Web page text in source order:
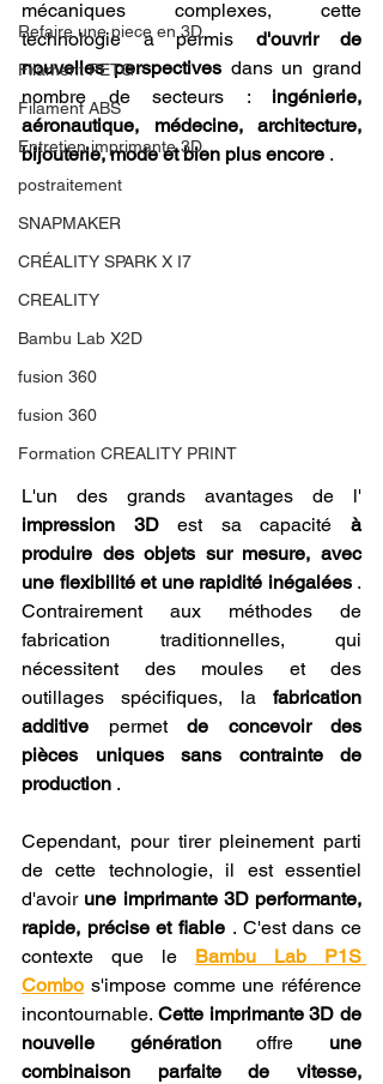
Refaire une piece en 3D
Filament PETG
Filament ABS
Entretien imprimante 3D
postraitement
SNAPMAKER
CRÉALITY SPARK X I7
CREALITY
Bambu Lab X2D
fusion 360
fusion 360
Formation CREALITY PRINT
mécaniques complexes, cette
technologie a permis d'ouvrir de
nouvelles perspectives dans un grand
nombre de secteurs : ingénierie,
aéronautique, médecine, architecture,
bijouterie, mode et bien plus encore .
impression 3D est sa capacité à
produire des objets sur mesure, avec
une flexibilité et une rapidité inégalées .
Contrairement aux méthodes de
fabrication traditionnelles, qui
nécessitent des moules et des
outillages spécifiques, la fabrication
additive permet de concevoir des
pièces uniques sans contrainte de
production .
Cependant, pour tirer pleinement parti
de cette technologie, il est essentiel
d'avoir une imprimante 3D performante,
rapide, précise et fiable . C'est dans ce
contexte que le Bambu Lab P1S
Combo s'impose comme une référence
incontournable. Cette imprimante 3D de
nouvelle génération offre une
combinaison parfaite de vitesse,